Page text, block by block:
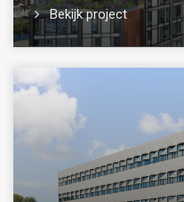
Bekijk project